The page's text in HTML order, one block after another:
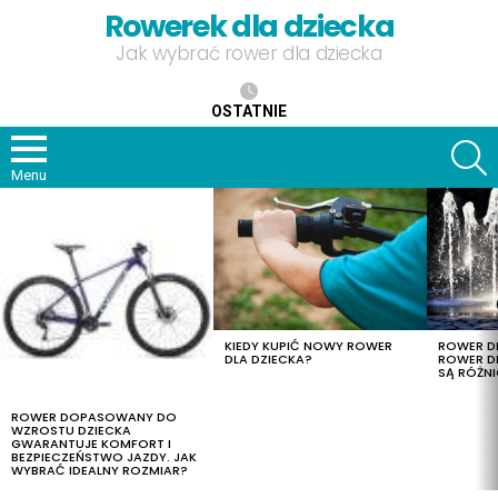
Rowerek dla dziecka
Jak wybrać rower dla dziecka
OSTATNIE
Menu
ROWER DOPASOWANY DO
WZROSTU DZIECKA
GWARANTUJE KOMFORT I
BEZPIECZEŃSTWO JAZDY. JAK
WYBRAĆ IDEALNY ROZMIAR?
KIEDY KUPIĆ NOWY ROWER
DLA DZIECKA?
ROWER
ROWER
SĄ